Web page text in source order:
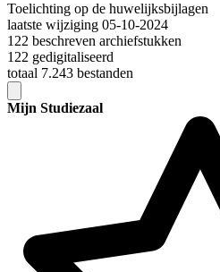
Toelichting op de huwelijksbijlagen
laatste wijziging 05-10-2024
122 beschreven archiefstukken
122 gedigitaliseerd
totaal 7.243 bestanden
Mijn Studiezaal